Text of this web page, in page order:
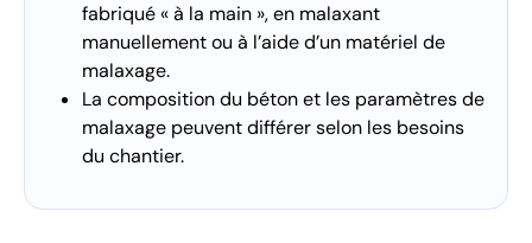
fabriqué « à la main », en malaxant
manuellement ou à l’aide d’un matériel de
malaxage.
La composition du béton et les paramètres de
malaxage peuvent différer selon les besoins
du chantier.